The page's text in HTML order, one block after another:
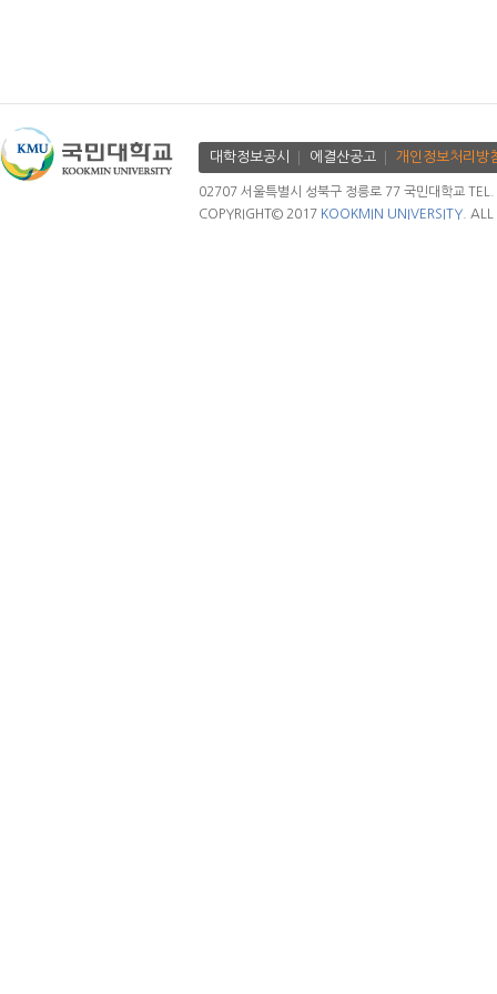
대학정보공시 에결산공고 개인정보처리방
02707 서울특별시 성북구 정릉로 77 국민대학교
COPYRIGHT© 2017 KOOKMIN UNIVERSITY. ALL